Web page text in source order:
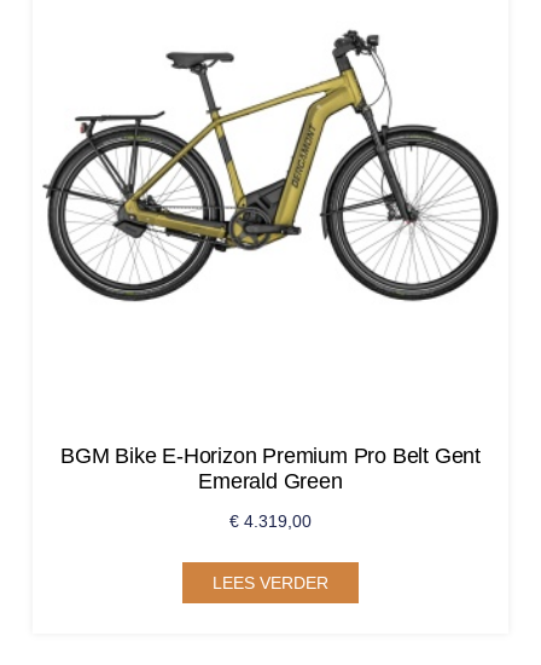
BGM Bike E-Horizon Premium Pro Belt Gent
Emerald Green
€ 4.319,00
LEES VERDER